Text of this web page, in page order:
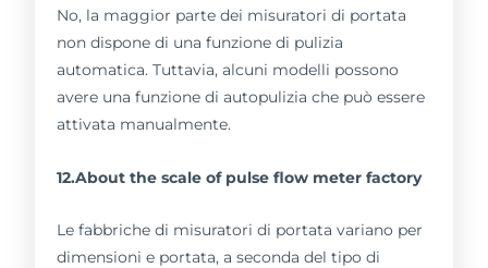
No, la maggior parte dei misuratori di portata
non dispone di una funzione di pulizia
automatica. Tuttavia, alcuni modelli possono
avere una funzione di autopulizia che può essere
attivata manualmente.
12.About the scale of pulse flow meter factory
Le fabbriche di misuratori di portata variano per
dimensioni e portata, a seconda del tipo di